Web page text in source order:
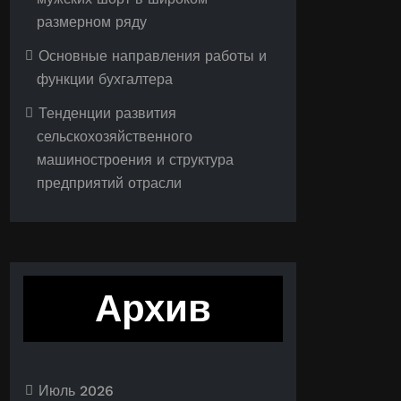
размерном ряду
Основные направления работы и
функции бухгалтера
Тенденции развития
сельскохозяйственного
машиностроения и структура
предприятий отрасли
Архив
Июль 2026